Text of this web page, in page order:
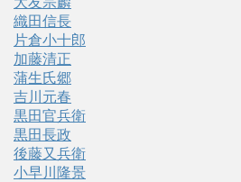
織田信長
片倉小十郎
加藤清正
蒲生氏郷
吉川元春
黒田官兵衛
黒田長政
後藤又兵衛
小早川隆景